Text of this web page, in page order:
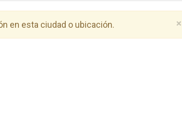
×
en esta ciudad o ubicación.